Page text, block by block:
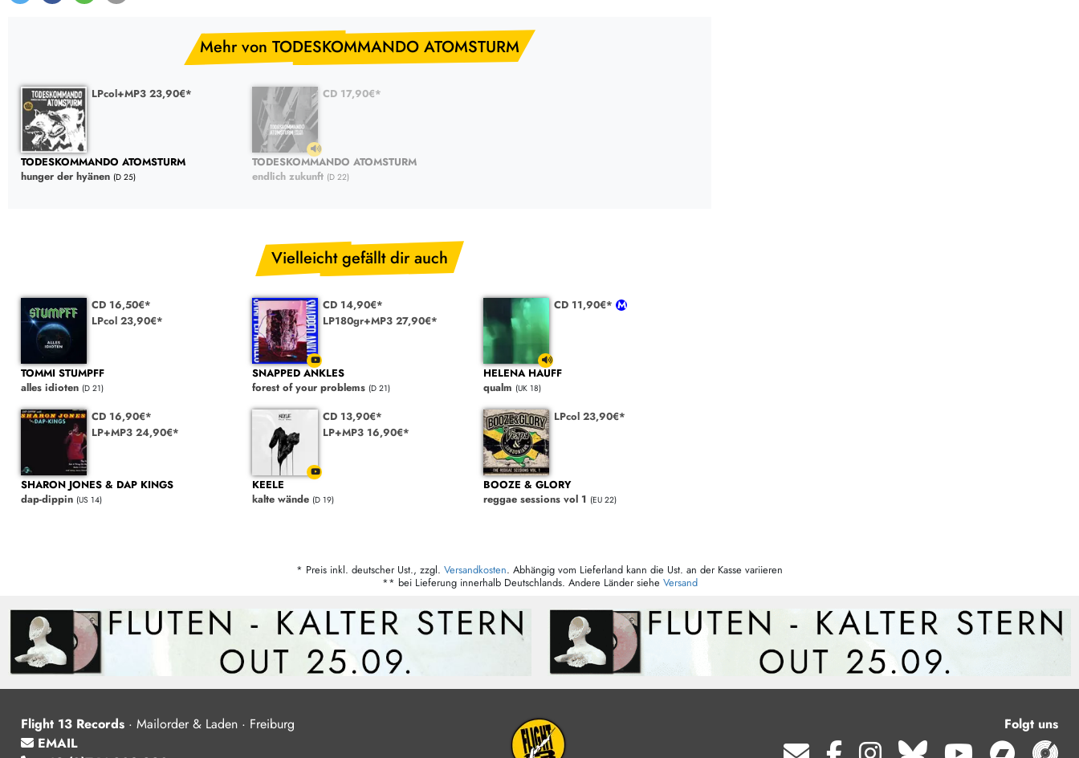
Mehr von TODESKOMMANDO ATOMSTURM
LPcol+MP3 23,90€*
TODESKOMMANDO ATOMSTURM
hunger der hyänen (D 25)
CD 17,90€*
TODESKOMMANDO ATOMSTURM
endlich zukunft (D 22)
Vielleicht gefällt dir auch
CD 16,50€*
LPcol 23,90€*
TOMMI STUMPFF
alles idioten (D 21)
CD 14,90€*
LP180gr+MP3 27,90€*
SNAPPED ANKLES
forest of your problems (D 21)
CD 11,90€*
HELENA HAUFF
qualm (UK 18)
CD 16,90€*
LP+MP3 24,90€*
SHARON JONES & DAP KINGS
dap-dippin (US 14)
CD 13,90€*
LP+MP3 16,90€*
KEELE
kalte wände (D 19)
LPcol 23,90€*
BOOZE & GLORY
reggae sessions vol 1 (EU 22)
* Preis inkl. deutscher Ust., zzgl. Versandkosten. Abhängig vom Lieferland kann die Ust. an der Kasse variieren
** bei Lieferung innerhalb Deutschlands. Andere Länder siehe Versand
Flight 13 Records · Mailorder & Laden · Freiburg
EMAIL
Folgt uns